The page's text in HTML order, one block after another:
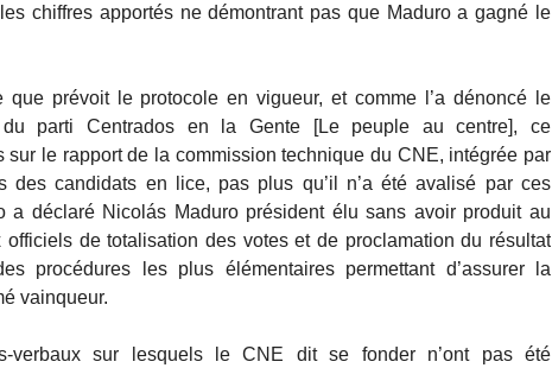
chiffres apportés ne démontrant pas que Maduro a gagné le
que prévoit le protocole en vigueur, et comme l’a dénoncé le
du parti Centrados en la Gente [Le peuple au centre], ce
sur le rapport de la commission technique du CNE, intégrée par
des candidats en lice, pas plus qu’il n’a été avalisé par ces
a déclaré Nicolás Maduro président élu sans avoir produit au
officiels de totalisation des votes et de proclamation du résultat
procédures les plus élémentaires permettant d’assurer la
vainqueur.
verbaux sur lesquels le CNE dit se fonder n’ont pas été